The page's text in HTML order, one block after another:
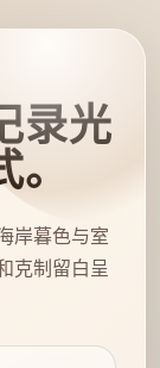
录光
岸暮色与室
克制留白呈